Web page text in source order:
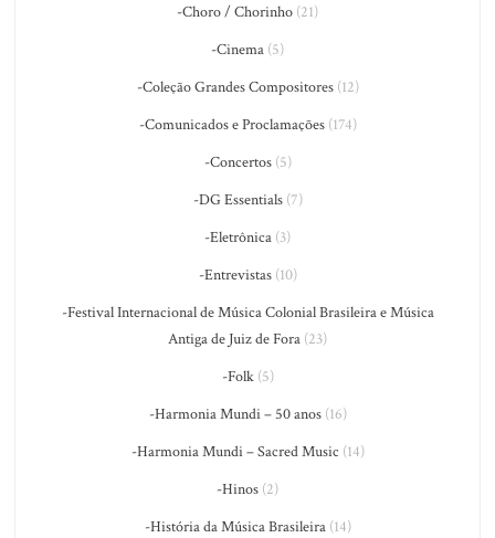
-Choro / Chorinho (21)
-Cinema (5)
-Coleção Grandes Compositores(12)
-Comunicados e Proclamações(174)
-Concertos(5)
-DG Essentials(7)
-Eletrônica (3)
-Entrevistas(10)
-Festival Internacional de Música Colonial Brasileira e Música
Antiga de Juiz de Fora (23)
-Folk(5)
-Harmonia Mundi – 50 anos(16)
-Harmonia Mundi – Sacred Music (14)
-Hinos (2)
-História da Música Brasileira(14)